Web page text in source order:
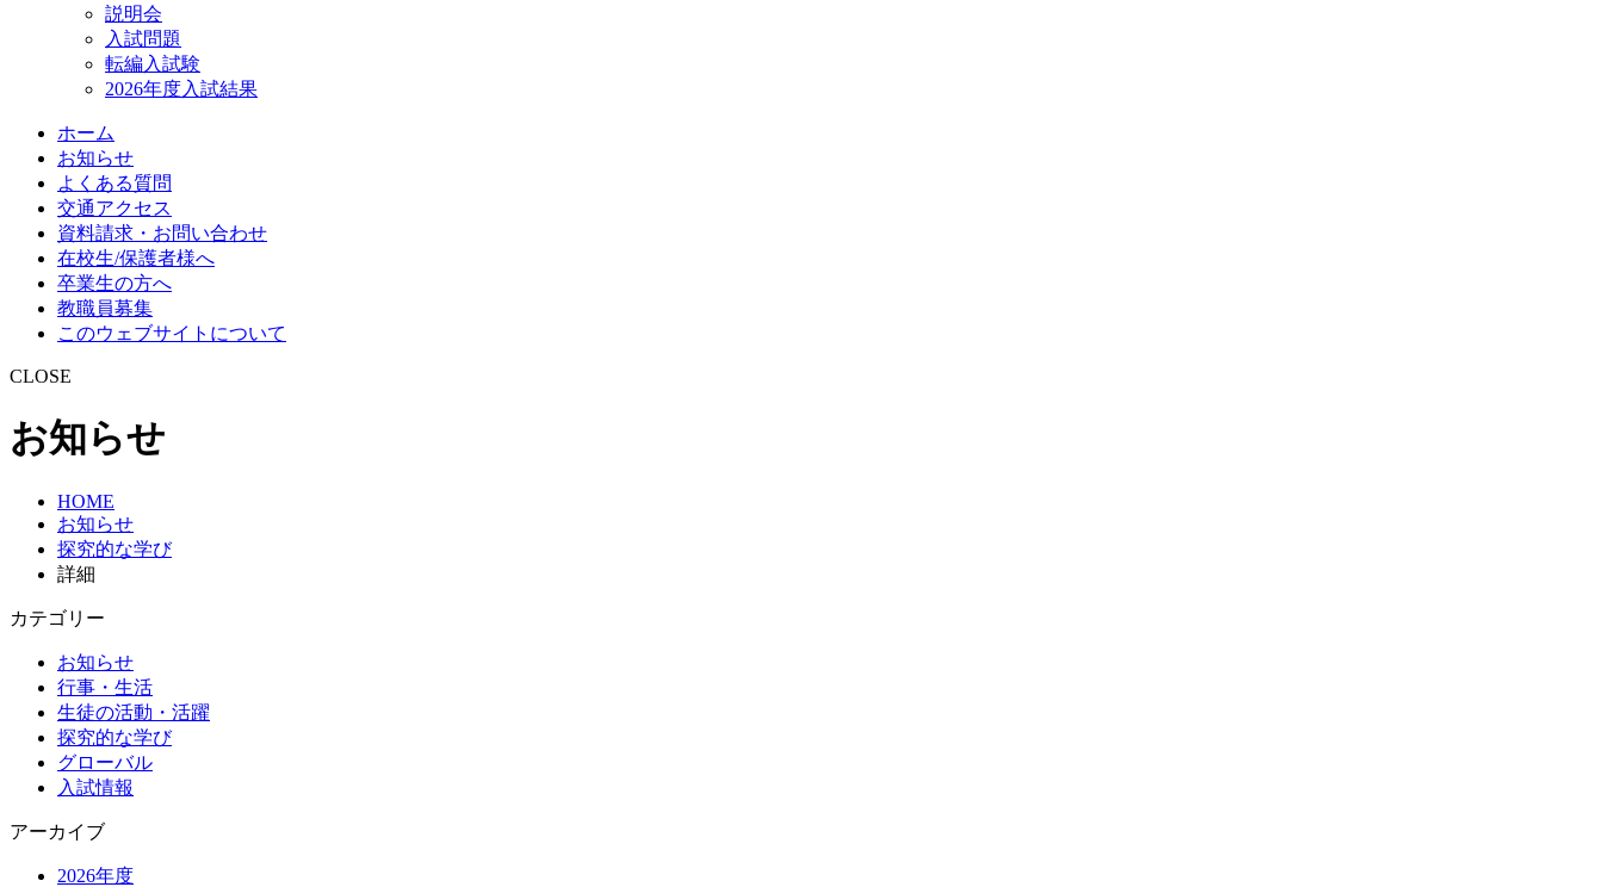
説明会
入試問題
転編入試験
2026年度入試結果
ホーム
お知らせ
よくある質問
交通アクセス
資料請求・お問い合わせ
在校生/保護者様へ
卒業生の方へ
教職員募集
このウェブサイトについて
CLOSE
お知らせ
HOME
お知らせ
探究的な学び
詳細
カテゴリー
お知らせ
行事・生活
生徒の活動・活躍
探究的な学び
グローバル
入試情報
アーカイブ
2026年度